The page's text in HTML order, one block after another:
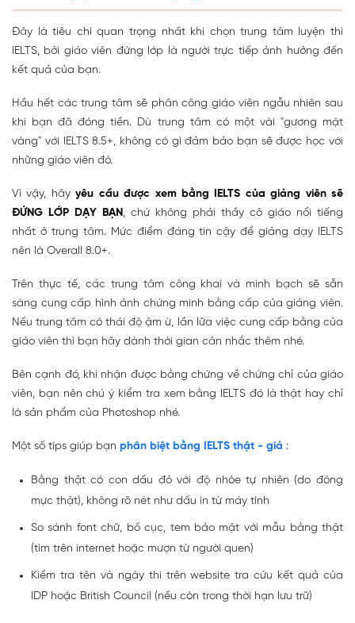
Đây là tiêu chí quan trọng nhất khi chọn trung tâm luyện thi
IELTS, bởi giáo viên đứng lớp là người trực tiếp ảnh hưởng đến
kết quả của bạn.
Hầu hết các trung tâm sẽ phân công giáo viên ngẫu nhiên sau
khi bạn đã đóng tiền. Dù trung tâm có một vài "gương mặt
vàng" với IELTS 8.5+, không có gì đảm bảo bạn sẽ được học với
những giáo viên đó.
Vì vậy, hãyyêu cầu được xem bằng IELTS của giảng viên sẽ
ĐỨNG LỚP DẠY BẠN , chứ không phải thầy cô giáo nổi tiếng
nhất ở trung tâm. Mức điểm đáng tin cậy để giảng dạy IELTS
nên là Overall 8.0+.
Trên thực tế, các trung tâm công khai và minh bạch sẽ sẵn
sàng cung cấp hình ảnh chứng minh bằng cấp của giảng viên.
Nếu trung tâm có thái độ ậm ừ, lần lữa việc cung cấp bằng của
giáo viên thì bạn hãy dành thời gian cân nhắc thêm nhé.
Bên cạnh đó, khi nhận được bằng chứng về chứng chỉ của giáo
viên, bạn nên chú ý kiểm tra xem bằng IELTS đó là thật hay chỉ
là sản phẩm của Photoshop nhé.
Một số tips giúp bạn phân biệt bằng IELTS thật - giả :
Bằng thật có con dấu đỏ với độ nhòe tự nhiên (do đóng
mực thật), không rõ nét như dấu in từ máy tính
So sánh font chữ, bố cục, tem bảo mật với mẫu bằng thật
(tìm trên internet hoặc mượn từ người quen)
Kiểm tra tên và ngày thi trên website tra cứu kết quả của
IDP hoặc British Council (nếu còn trong thời hạn lưu trữ)